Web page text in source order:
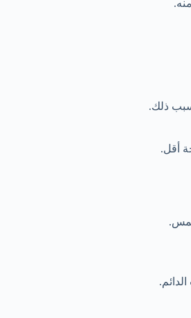
ذلك.
أقل.